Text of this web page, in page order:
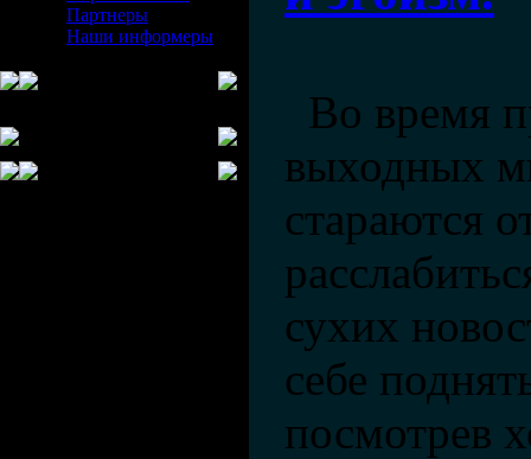
Партнеры
Наши информеры
Во время
выходных
стараются
сухих
себе
посмотрев